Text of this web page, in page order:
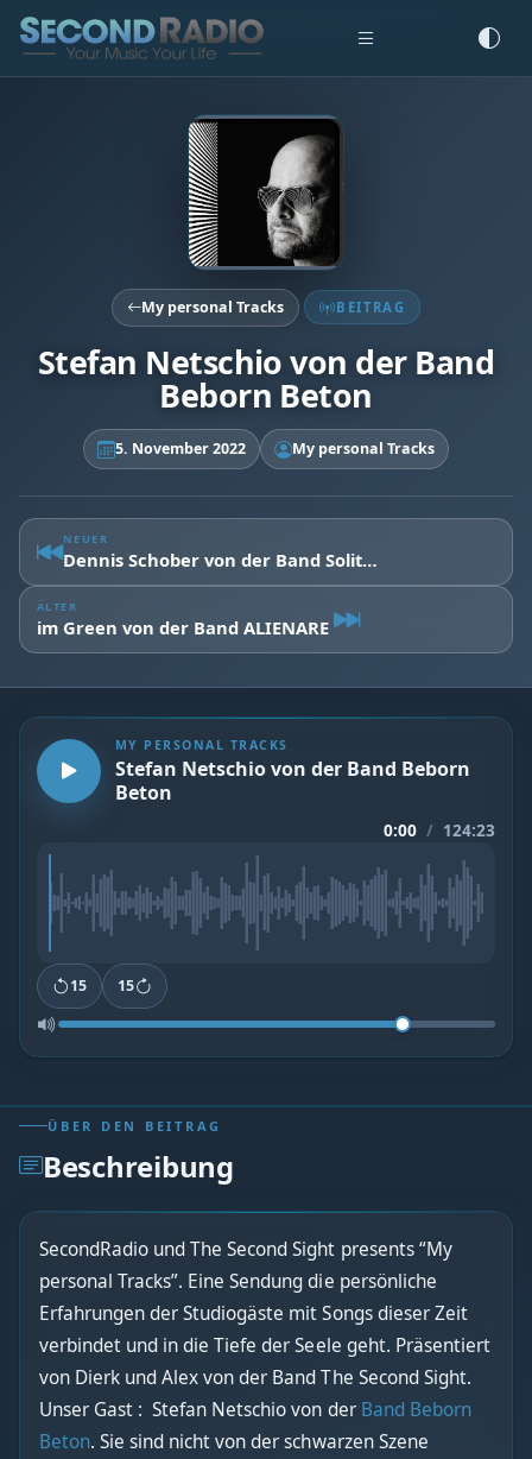
My personal Tracks BEITRAG
Stefan Netschio von der Band
Beborn Beton
5. November 2022 My personal Tracks
NEUER
Dennis Schober von der Band Solitary Experiments
ÄLTER
im Green von der Band ALIENARE
MY PERSONAL TRACKS
Stefan Netschio von der Band Beborn
Beton
0:00 / 124:23
15 15
ÜBER DEN BEITRAG
Beschreibung
SecondRadio und The Second Sight presents “My
personal Tracks”. Eine Sendung die persönliche
Erfahrungen der Studiogäste mit Songs dieser Zeit
verbindet und in die Tiefe der Seele geht. Präsentiert
von Dierk und Alex von der Band The Second Sight.
Unser Gast : Stefan Netschio von der Band Beborn
Beton. Sie sind nicht von der schwarzen Szene